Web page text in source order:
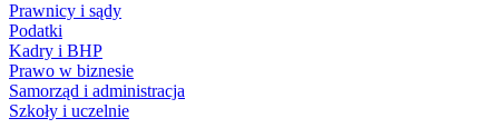
Prawnicy i sądy
Podatki
Kadry i BHP
Prawo w biznesie
Samorząd i administracja
Szkoły i uczelnie